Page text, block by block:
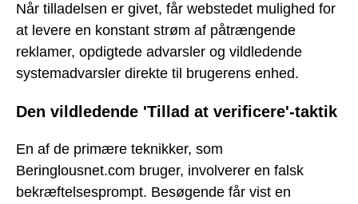
Når tilladelsen er givet, får webstedet mulighed for
at levere en konstant strøm af påtrængende
reklamer, opdigtede advarsler og vildledende
systemadvarsler direkte til brugerens enhed.
Den vildledende 'Tillad at verificere'-taktik
En af de primære teknikker, som
Beringlousnet.com bruger, involverer en falsk
bekræftelsesprompt. Besøgende får vist en